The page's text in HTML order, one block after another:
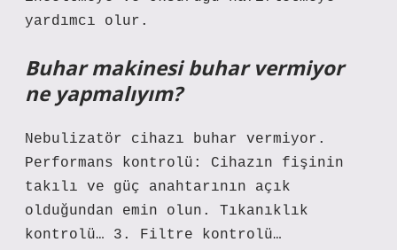
yardımcı olur.
Buhar makinesi buhar vermiyor
ne yapmalıyım?
Nebulizatör cihazı buhar vermiyor.
Performans kontrolü: Cihazın fişinin
takılı ve güç anahtarının açık
olduğundan emin olun. Tıkanıklık
kontrolü… 3. Filtre kontrolü…